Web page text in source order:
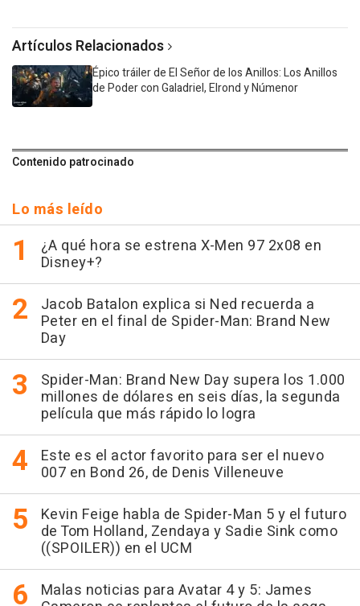
Artículos Relacionados
Épico tráiler de El Señor de los Anillos: Los Anillos
de Poder con Galadriel, Elrond y Númenor
Contenido patrocinado
Lo más leído
¿A qué hora se estrena X-Men 97 2x08 en
Disney+?
Jacob Batalon explica si Ned recuerda a
Peter en el final de Spider-Man: Brand New
Day
Spider-Man: Brand New Day supera los 1.000
millones de dólares en seis días, la segunda
película que más rápido lo logra
Este es el actor favorito para ser el nuevo
007 en Bond 26, de Denis Villeneuve
Kevin Feige habla de Spider-Man 5 y el futuro
de Tom Holland, Zendaya y Sadie Sink como
((SPOILER)) en el UCM
Malas noticias para Avatar 4 y 5: James